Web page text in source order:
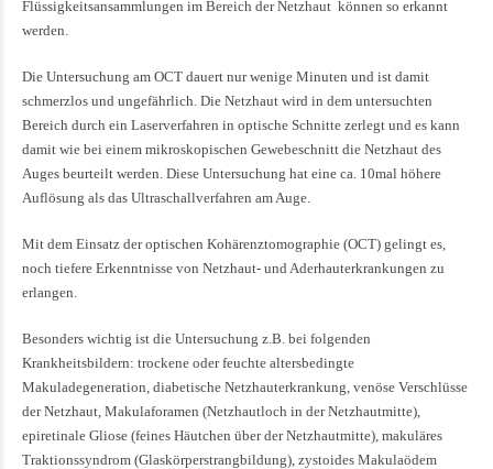
Flüssigkeitsansammlungen im Bereich der Netzhaut können so erkannt
werden.
Die Untersuchung am OCT dauert nur wenige Minuten und ist damit
schmerzlos und ungefährlich. Die Netzhaut wird in dem untersuchten
Bereich durch ein Laserverfahren in optische Schnitte zerlegt und es kann
damit wie bei einem mikroskopischen Gewebeschnitt die Netzhaut des
Auges beurteilt werden. Diese Untersuchung hat eine ca. 10mal höhere
Auflösung als das Ultraschallverfahren am Auge.
Mit dem Einsatz der optischen Kohärenztomographie (OCT) gelingt es,
noch tiefere Erkenntnisse von Netzhaut- und Aderhauterkrankungen zu
erlangen.
Besonders wichtig ist die Untersuchung z.B. bei folgenden
Krankheitsbildern: trockene oder feuchte altersbedingte
Makuladegeneration, diabetische Netzhauterkrankung, venöse Verschlüsse
der Netzhaut, Makulaforamen (Netzhautloch in der Netzhautmitte),
epiretinale Gliose (feines Häutchen über der Netzhautmitte), makuläres
Traktionssyndrom (Glaskörperstrangbildung), zystoides Makulaödem